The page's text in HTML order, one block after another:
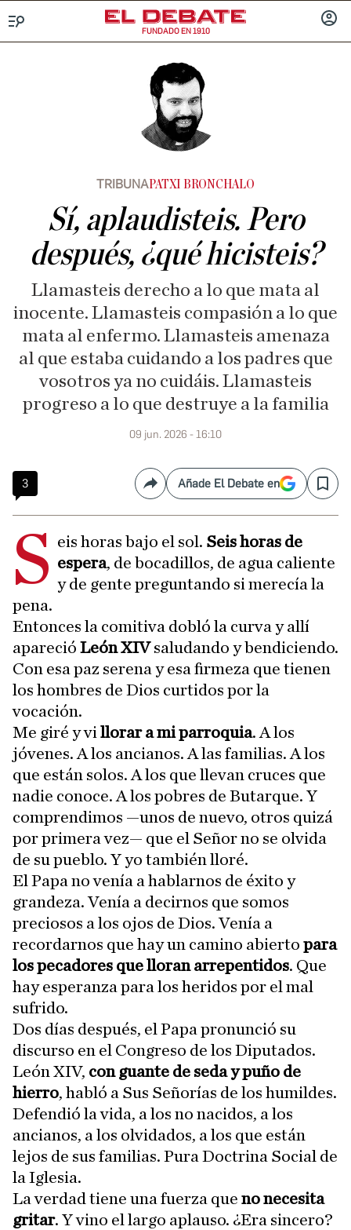
FUNDADO EN 1910
TRIBUNA PATXI BRONCHALO
Sí, aplaudisteis. Pero
después, ¿qué hicisteis?
Llamasteis derecho a lo que mata al
inocente. Llamasteis compasión a lo que
mata al enfermo. Llamasteis amenaza
al que estaba cuidando a los padres que
vosotros ya no cuidáis. Llamasteis
progreso a lo que destruye a la familia
09 jun. 2026 - 16:10
3 CompartirAñade El Debate en Save
S eis horas bajo el sol. Seis horas de
espera, de bocadillos, de agua caliente
y de gente preguntando si merecía la
pena.
Entonces la comitiva dobló la curva y allí
apareció León XIVsaludando y bendiciendo.
Con esa paz serena y esa firmeza que tienen
los hombres de Dios curtidos por la
vocación.
Me giré y vi llorar a mi parroquia. A los
jóvenes. A los ancianos. A las familias. A los
que están solos. A los que llevan cruces que
nadie conoce. A los pobres de Butarque. Y
comprendimos —unos de nuevo, otros quizá
por primera vez— que el Señor no se olvida
de su pueblo. Y yo también lloré.
El Papa no venía a hablarnos de éxito y
grandeza. Venía a decirnos que somos
preciosos a los ojos de Dios. Venía a
recordarnos que hay un camino abierto para
los pecadores que lloran arrepentidos. Que
hay esperanza para los heridos por el mal
sufrido.
Dos días después, el Papa pronunció su
discurso en el Congreso de los Diputados.
León XIV, con guante de seda y puño de
hierro, habló a Sus Señorías de los humildes.
Defendió la vida, a los no nacidos, a los
ancianos, a los olvidados, a los que están
lejos de sus familias. Pura Doctrina Social de
la Iglesia.
La verdad tiene una fuerza que no necesita
gritar. Y vino el largo aplauso. ¿Era sincero?